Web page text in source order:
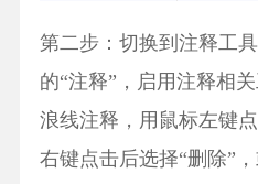
第二步：切换到注释工
的“注释”，启用注释相
浪线注释，用鼠标左键
右键点击后选择“删除”